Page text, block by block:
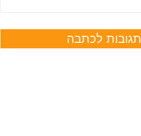
תגובות לכתבה